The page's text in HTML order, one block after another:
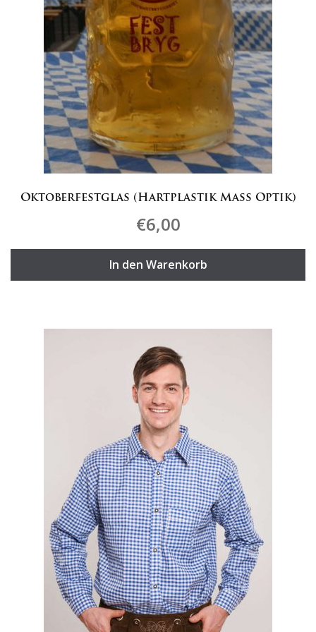
werden
Oktoberfestglas (Hartplastik Mass Optik)
€6,00
In den Warenkorb